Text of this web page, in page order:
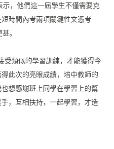
， 他們這一屆學生不僅需要克
時間內考兩項關鍵性文憑考
。
類似的學習訓練， 才能獲得今
此次的亮眼成績， 培中教師的
也想感謝班上同學在學習上的幫
，互相扶持，一起學習， 才造